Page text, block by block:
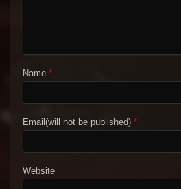
Name *
Email(will not be published) *
Website